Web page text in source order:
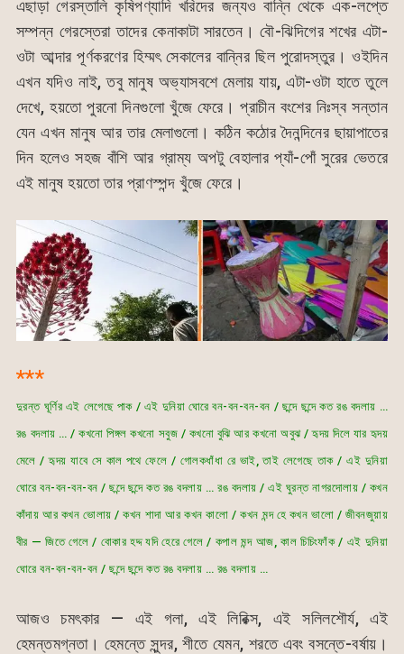
এছাড়া গেরস্তালি কৃষিপণ্যাদি খরিদের জন্যও বান্নি থেকে এক-লপ্তে
সম্পন্ন গেরস্তেরা তাদের কেনাকাটা সারতেন। বৌ-ঝিদিগের শখের এটা-
ওটা আব্দার পূর্ণকরণের হিম্মৎ সেকালের বান্নির ছিল পুরোদস্তুর। ওইদিন
এখন যদিও নাই, তবু মানুষ অভ্যাসবশে মেলায় যায়, এটা-ওটা হাতে তুলে
দেখে, হয়তো পুরনো দিনগুলো খুঁজে ফেরে। প্রাচীন বংশের নিঃস্ব সন্তান
যেন এখন মানুষ আর তার মেলাগুলো। কঠিন কঠোর দৈনন্দিনের ছায়াপাতের
দিন হলেও সহজ বাঁশি আর গ্রাম্য অপটু বেহালার প্যাঁ-পোঁ সুরের ভেতরে
এই মানুষ হয়তো তার প্রাণস্পন্দ খুঁজে ফেরে।
***
দুরন্ত ঘূর্ণির এই লেগেছে পাক / এই দুনিয়া ঘোরে বন-বন-বন-বন / ছন্দে ছন্দে কত রঙ বদলায় …
রঙ বদলায় … / কখনো পিঙ্গল কখনো সবুজ / কখনো বুঝি আর কখনো অবুঝ / হৃদয় দিলে যার হৃদয়
মেলে / হৃদয় যাবে সে কাল পথে ফেলে / গোলকধাঁধা রে ভাই, তাই লেগেছে তাক / এই দুনিয়া
ঘোরে বন-বন-বন-বন / ছন্দে ছন্দে কত রঙ বদলায় … রঙ বদলায় / এই ঘুরন্ত নাগরদোলায় / কখন
কাঁদায় আর কখন ভোলায় / কখন শাদা আর কখন কালো / কখন মন্দ হে কখন ভালো / জীবনজুয়ায়
বীর — জিতে গেলে / বোকার হদ্দ যদি হেরে গেলে / কপাল মন্দ আজ, কাল চিচিংফাঁক / এই দুনিয়া
ঘোরে বন-বন-বন-বন / ছন্দে ছন্দে কত রঙ বদলায় … রঙ বদলায় …
আজও চমৎকার — এই গলা, এই লিরিক্স, এই সলিলশৌর্য, এই
হেমন্তমগ্নতা। হেমন্তে সুন্দর, শীতে যেমন, শরতে এবং বসন্তে-বর্ষায়।